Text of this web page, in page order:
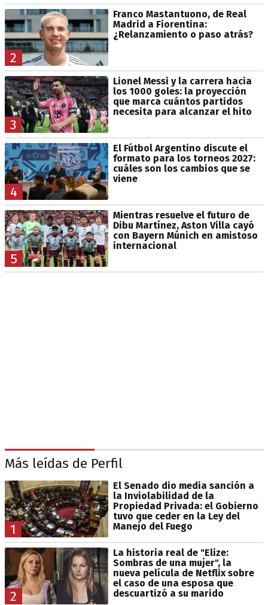
2
Franco Mastantuono, de Real
Madrid a Fiorentina:
¿Relanzamiento o paso atrás?
3
Lionel Messi y la carrera hacia
los 1000 goles: la proyección
que marca cuántos partidos
necesita para alcanzar el hito
4
El Fútbol Argentino discute el
formato para los torneos 2027:
cuáles son los cambios que se
viene
5
Mientras resuelve el futuro de
Dibu Martínez, Aston Villa cayó
con Bayern Múnich en amistoso
internacional
Más leídas de Perfil
1
El Senado dio media sanción a
la Inviolabilidad de la
Propiedad Privada: el Gobierno
tuvo que ceder en la Ley del
Manejo del Fuego
2
La historia real de "Elize:
Sombras de una mujer", la
nueva película de Netflix sobre
el caso de una esposa que
descuartizó a su marido